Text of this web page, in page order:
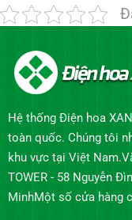
Hệ thống Điện hoa
toàn quốc. Chúng tôi
khu vực tại Việt
TOWER - 58 Nguyễn
MinhMột số cửa hàng